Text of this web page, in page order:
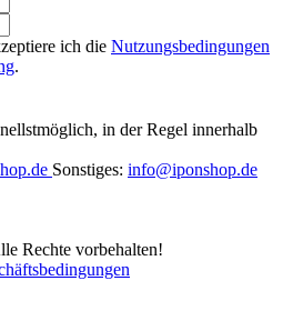
ich die Nutzungsbedingungen
.
in der Regel innerhalb
Sonstiges: info@iponshop.de
Rechte vorbehalten!